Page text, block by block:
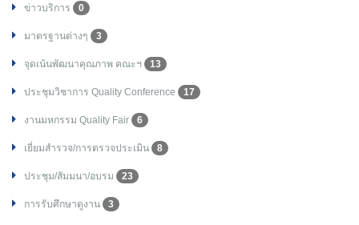
ข่าวบริการ 0
มาตรฐานต่างๆ 3
จุดเน้นพัฒนาคุณภาพ คณะฯ 13
ประชุมวิชาการ Quality Conference 17
งานมหกรรม Quality Fair 6
เยี่ยมสำรวจ/การตรวจประเมิน 8
ประชุม/สัมมนา/อบรม 23
การรับศึกษาดูงาน 3